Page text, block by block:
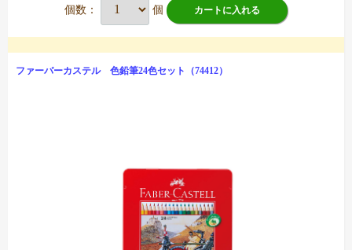
個数： 個 カートに入れる
ファーバーカステル 色鉛筆24色セット（74412）